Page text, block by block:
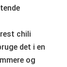
chili
det i en
og